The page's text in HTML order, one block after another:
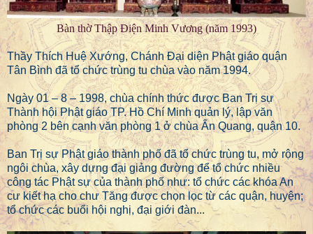
Bàn thờ Thập Điện Minh Vương (năm 1993)
Thầy Thích Huệ Xướng, Chánh Đại diện Phật giáo quận
Tân Bình đã tổ chức trùng tu chùa vào năm 1994.
Ngày 01 – 8 – 1998, chùa chính thức được Ban Trị sự
Thành hội Phật giáo TP. Hồ Chí Minh quản lý, lập văn
phòng 2 bên cạnh văn phòng 1 ở chùa Ấn Quang, quận 10.
Ban Trị sự Phật giáo thành phố đã tổ chức trùng tu, mở rộng
ngôi chùa, xây dựng đại giảng đường để tổ chức nhiều
công tác Phật sự của thành phố như: tổ chức các khóa An
cư kiết hạ cho chư Tăng được chọn lọc từ các quận, huyện;
tổ chức các buổi hội nghị, đại giới đàn...